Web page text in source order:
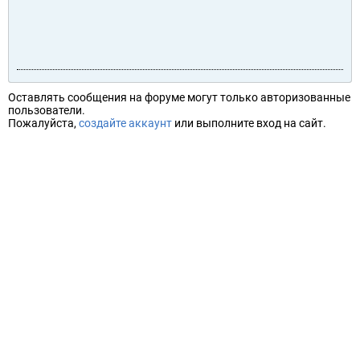
Оставлять сообщения на форуме могут только авторизованные
пользователи.
Пожалуйста, создайте аккаунт или выполните вход на сайт.